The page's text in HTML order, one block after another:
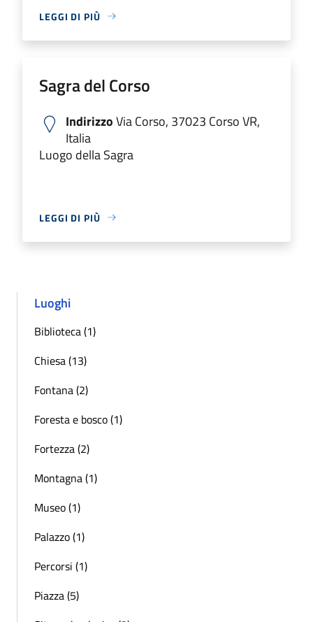
LEGGI DI PIÙ
Sagra del Corso
IndirizzoVia Corso, 37023 Corso VR,
Italia
Luogo della Sagra
LEGGI DI PIÙ
Luoghi
Biblioteca (1)
Chiesa (13)
Fontana (2)
Foresta e bosco (1)
Fortezza (2)
Montagna (1)
Museo (1)
Palazzo (1)
Percorsi (1)
Piazza (5)